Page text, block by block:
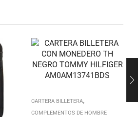
CARTERA BILLETERA,
COMPLEMENTOS DE HOMBRE